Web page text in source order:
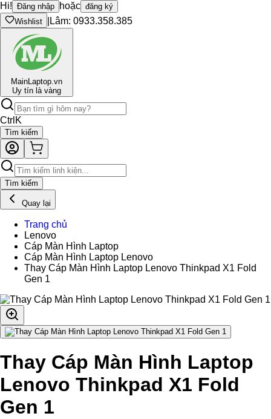
Hi! Đăng nhập hoặc đăng ký
Wishlist
Lâm: 0933.358.385
MainLaptop.vn
Uy tín là vàng
Ctrl K
Tìm kiếm
Tìm kiếm
Quay lại
Trang chủ
Lenovo
Cáp Màn Hình Laptop
Cáp Màn Hình Laptop Lenovo
Thay Cáp Màn Hình Laptop Lenovo Thinkpad X1 Fold
Gen 1
Thay Cáp Màn Hình Laptop
Lenovo Thinkpad X1 Fold
Gen 1